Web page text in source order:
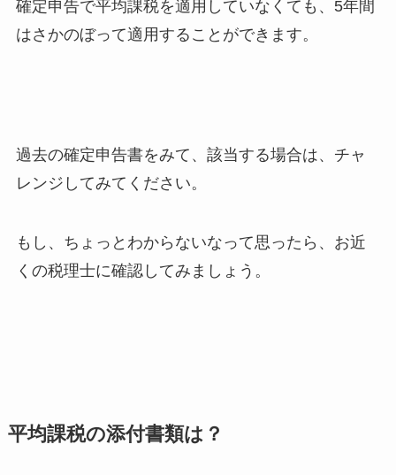
確定申告で平均課税を適用していなくても、5年間
はさかのぼって適用することができます。
過去の確定申告書をみて、該当する場合は、チャ
レンジしてみてください。
もし、ちょっとわからないなって思ったら、お近
くの税理士に確認してみましょう。
平均課税の添付書類は？